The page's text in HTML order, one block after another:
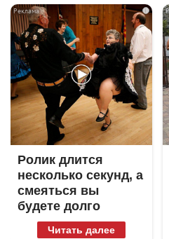
i
Ролик длится
несколько секунд, а
смеяться вы
будете долго
Читать далее